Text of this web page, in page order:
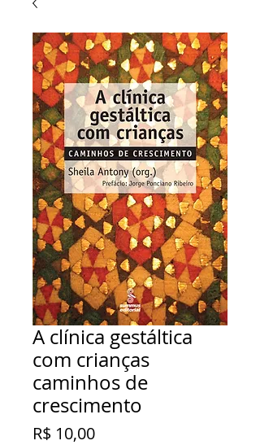
A clínica gestáltica
com crianças
caminhos de
crescimento
R$ 10,00Preço